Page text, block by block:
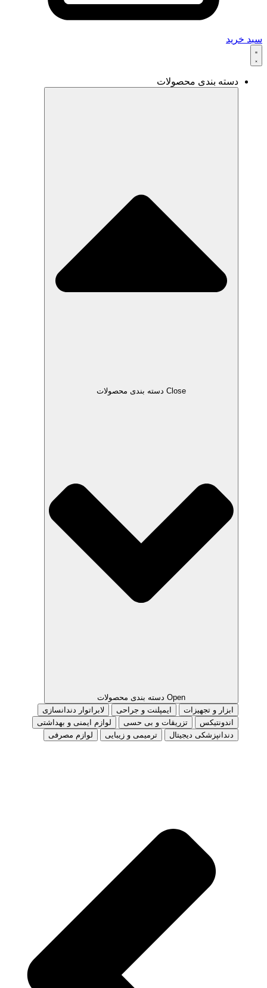
سبد خرید
دسته بندی محصولات
Close دسته بندی محصولات
Open دسته بندی محصولات
ابزار و تجهیزات
ایمپلنت و جراحی
لابراتوار دندانسازی
اندونتیکس
تزریقات و بی حسی
لوازم ایمنی و بهداشتی
دندانپزشکی دیجیتال
ترمیمی و زیبایی لوازم مصرفی